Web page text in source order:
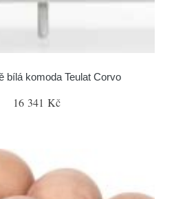
bílá komoda Teulat Corvo
16 341 Kč